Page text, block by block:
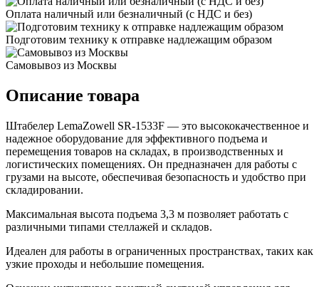
Оплата наличный или безналичный (с НДС и без)
Подготовим технику к отправке надлежащим образом
Самовывоз из Москвы
Описание товара
Штабелер LemaZowell SR-1533F — это высококачественное и
надежное оборудование для эффективного подъема и
перемещения товаров на складах, в производственных и
логистических помещениях. Он предназначен для работы с
грузами на высоте, обеспечивая безопасность и удобство при
складировании.
Максимальная высота подъема 3,3 м позволяет работать с
различными типами стеллажей и складов.
Идеален для работы в ограниченных пространствах, таких как
узкие проходы и небольшие помещения.